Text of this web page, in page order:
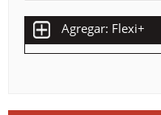
Agregar: Flexi+